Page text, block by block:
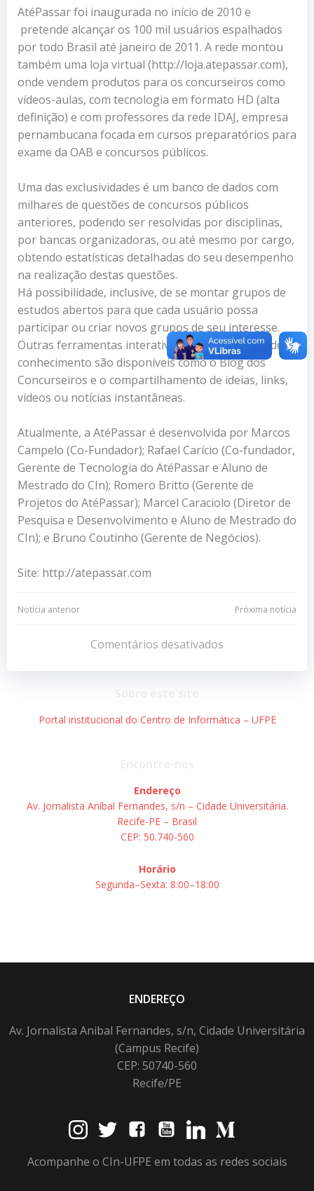
AtéPassar foi inaugurada no início de 2010 e
pretende alcançar os 100 mil usuários espalhados
por todo Brasil até janeiro de 2011. A rede montou
também uma loja virtual (http://loja.atepassar.com),
onde vendem produtos para os concurseiros como
vídeos-aulas, com tecnologia em formato HD (alta
definição) e com professores da rede IDAJ, empresa
pernambucana focada em cursos preparatórios para
exame da OAB e concursos públicos.
Uma das exclusividades é um banco de dados com
milhares de questões de concursos públicos
anteriores, podendo ser resolvidas por disciplinas,
por bancas organizadoras, ou até mesmo por cargo,
obtendo estatísticas detalhadas do seu desempenho
na realização destas questões.
Há possibilidade, inclusive, de se montar grupos de
estudos abertos para que cada usuário possa
participar ou criar novos grupos de seu interesse.
Outras ferramentas interativas para divulgação de
conhecimento são disponíveis como o Blog dos
Concurseiros e o compartilhamento de ideias, links,
vídeos ou notícias instantâneas.
Atualmente, a AtéPassar é desenvolvida por Marcos
Campelo (Co-Fundador); Rafael Carício (Co-fundador,
Gerente de Tecnologia do AtéPassar e Aluno de
Mestrado do CIn); Romero Britto (Gerente de
Projetos do AtéPassar); Marcel Caraciolo (Diretor de
Pesquisa e Desenvolvimento e Aluno de Mestrado do
CIn); e Bruno Coutinho (Gerente de Negócios).
Site: http://atepassar.com
Navegação
Post
Notícia anterior
Navegação
de
Post
Próxima notícia
Comentários desativados
Portal institucional do Centro de Informática – UFPE
Endereço
Av. Jornalista Aníbal Fernandes, s/n – Cidade Universitária.
Recife-PE – Brasil
CEP: 50.740-560
Horário
Segunda–Sexta: 8:00–18:00
ENDEREÇO
Av. Jornalista Anibal Fernandes, s/n, Cidade Universitária
(Campus Recife)
CEP: 50740-560
Recife/PE
Acompanhe o CIn-UFPE em todas as redes sociais